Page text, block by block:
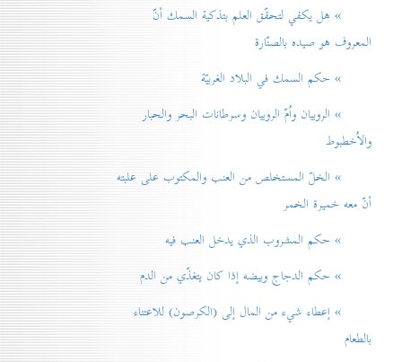
» هل يكفي لتحقّق العلم بتذكية السمك أنّ
المعروف هو صيده بالصنّارة
» حكم السمك في البلاد الغربيّة
» الروبيان واُمّ الروبيان وسرطانات البحر والحبار
والاُخطبوط
» الخلّ المستخلص من العنب والمكتوب على علبته
أنّ معه خميرة الخمر
» حكم المشروب الذي يدخل العنب فيه
» حكم الدجاج وبيضه إذا كان يتغذّي من الدم
» إعطاء شيء من المال إلی (الكرصون) للاعتناء
بالطعام